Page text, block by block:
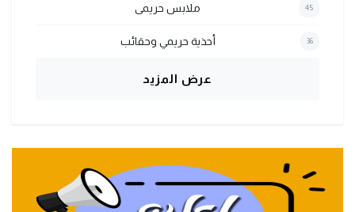
ملابس حريمى 45
أحذية حريمي وحقائب 36
عرض المزيد